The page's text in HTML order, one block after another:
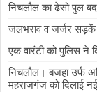
निचलौल का ढेसो पुल
जलभराव व जर्जर सड़कें
एक वारंटी को पुलिस ने
निचलौल। बजहा उर्फ
महराजगंज को दिलाई